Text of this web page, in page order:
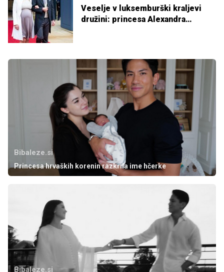
Veselje v luksemburški kraljevi
družini: princesa Alexandra
Bibaleze.si
Princesa hrvaških korenin razkrila ime hčerke
Bibaleze.si